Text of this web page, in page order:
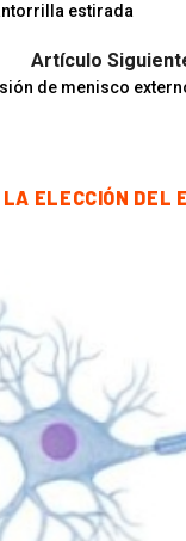
estirada
Artículo
de menisco
LA ELECCIÓN DEL